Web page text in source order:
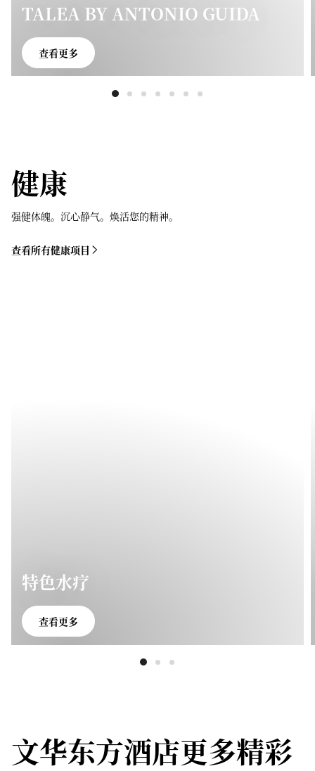
TALEA BY ANTONIO GUIDA
查看更多
健康
强健体魄。沉心静气。焕活您的精神。
查看所有健康项目
特色水疗
查看更多
文华东方酒店更多精彩